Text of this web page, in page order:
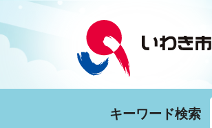
キーワード検索